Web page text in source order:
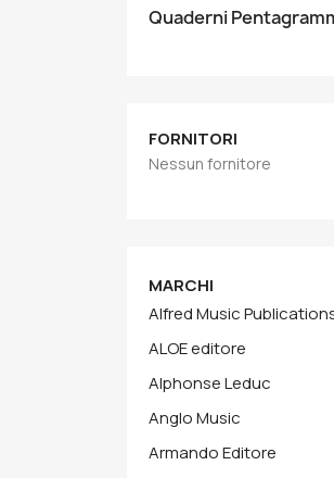
Quaderni
FORNITORI
Nessun fornitore
MARCHI
Alfred Music
ALOE editore
Alphonse Leduc
Anglo Music
Armando Editore